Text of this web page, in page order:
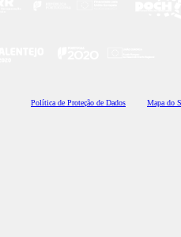
Política de Proteção de Dados Mapa do